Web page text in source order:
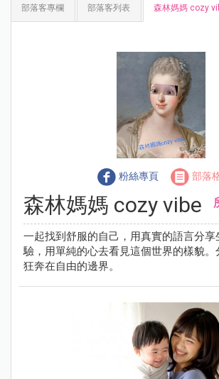
部落客專欄 部落客列表 森林媽媽 cozy
粉絲專頁 部落
森林媽媽 cozy vibe
一起找到舒服的自己，用真實的語言分享
驗，用單純的心去看見這個世界的樣貌。
狂奔在自由的邊界。